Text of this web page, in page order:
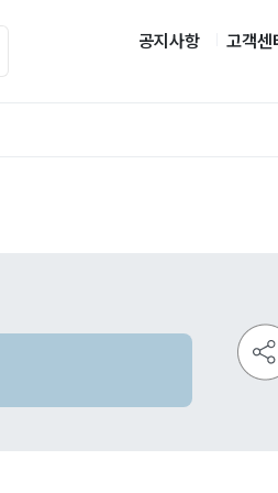
공지사항 고객센